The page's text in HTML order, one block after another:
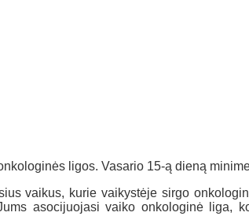
ligos. Vasario 15-ą dieną
vaikus, kurie vaikystėje sirgo
asocijuojasi vaiko onkologinė liga,